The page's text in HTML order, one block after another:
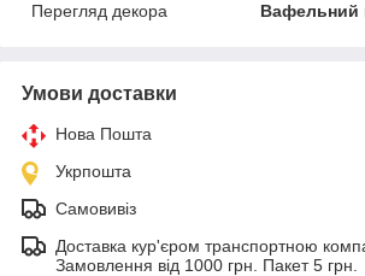
Перегляд декора
Вафельний
Умови доставки
Нова Пошта
Укрпошта
Самовивіз
Доставка кур'єром транспортною
Замовлення від 1000 грн. Пакет 5 грн.